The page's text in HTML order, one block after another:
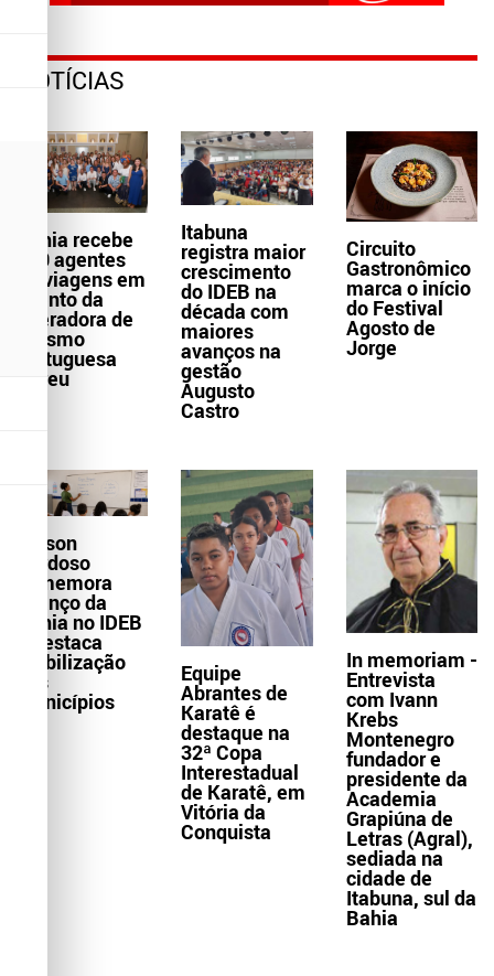
NOTÍCIAS
Bahia recebe
300 agentes
de viagens em
evento da
operadora de
turismo
portuguesa
Abreu
Itabuna
registra maior
crescimento
do IDEB na
década com
maiores
avanços na
gestão
Augusto
Castro
Circuito
Gastronômico
marca o início
do Festival
Agosto de
Jorge
Wilson
Cardoso
comemora
avanço da
Bahia no IDEB
e destaca
mobilização
dos
municípios
Equipe
Abrantes de
Karatê é
destaque na
32ª Copa
Interestadual
de Karatê, em
Vitória da
Conquista
In memoriam -
Entrevista
com Ivann
Krebs
Montenegro
fundador e
presidente da
Academia
Grapiúna de
Letras (Agral),
sediada na
cidade de
Itabuna, sul da
Bahia